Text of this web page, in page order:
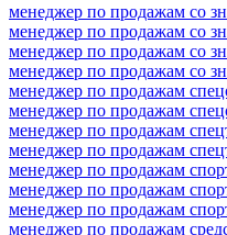
менеджер по продажам со
менеджер по продажам со
менеджер по продажам со
менеджер по продажам со
менеджер по продажам
менеджер по продажам
менеджер по продажам
менеджер по продажам
менеджер по продажам
менеджер по продажам
менеджер по продажам
менеджер по продажам